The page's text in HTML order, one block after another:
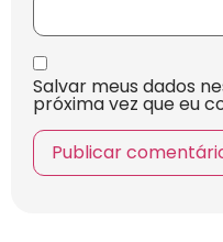
Salvar meus dados
próxima vez que eu